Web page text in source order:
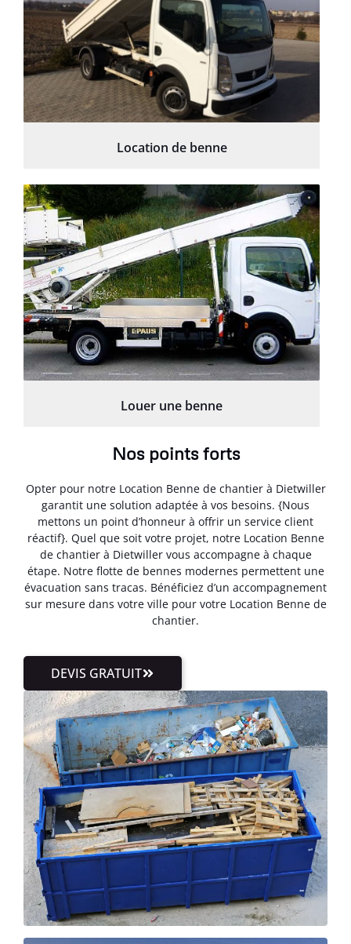
Location de benne
Louer une benne
Nos points forts
Opter pour notre Location Benne de chantier à Dietwiller
garantit une solution adaptée à vos besoins. {Nous
mettons un point d’honneur à offrir un service client
réactif}. Quel que soit votre projet, notre Location Benne
de chantier à Dietwiller vous accompagne à chaque
étape. Notre flotte de bennes modernes permettent une
évacuation sans tracas. Bénéficiez d’un accompagnement
sur mesure dans votre ville pour votre Location Benne de
chantier.
DEVIS GRATUIT